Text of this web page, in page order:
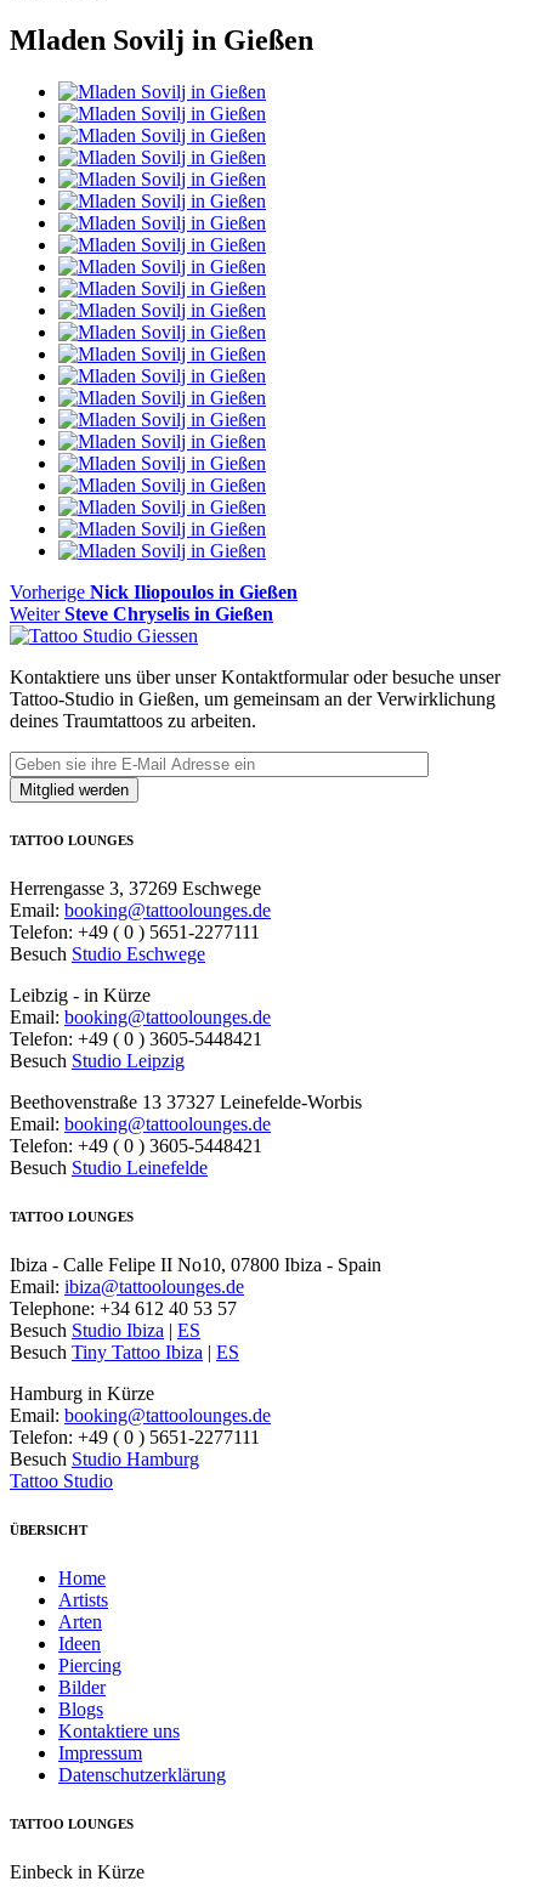
Mladen Sovilj in Gießen
Beitragsnavigation
Vorherige Vorheriger
Beitrag
Nick Iliopoulos in Gießen
Weiter Nächster
Beitrag:
Steve Chryselis in Gießen
Kontaktiere uns über unser Kontaktformular oder besuche unser
Tattoo-Studio in Gießen, um gemeinsam an der Verwirklichung
deines Traumtattoos zu arbeiten.
TATTOO LOUNGES
Herrengasse 3, 37269 Eschwege
Email: booking@tattoolounges.de
Telefon: +49 ( 0 ) 5651-2277111
Besuch Studio Eschwege
Leibzig - in Kürze
Email: booking@tattoolounges.de
Telefon: +49 ( 0 ) 3605-5448421
Besuch Studio Leipzig
Beethovenstraße 13 37327 Leinefelde-Worbis
Email: booking@tattoolounges.de
Telefon: +49 ( 0 ) 3605-5448421
Besuch Studio Leinefelde
TATTOO LOUNGES
Ibiza - Calle Felipe II No10, 07800 Ibiza - Spain
Email: ibiza@tattoolounges.de
Telephone: +34 612 40 53 57
Besuch Studio Ibiza | ES
Besuch Tiny Tattoo Ibiza | ES
Hamburg in Kürze
Email: booking@tattoolounges.de
Telefon: +49 ( 0 ) 5651-2277111
Besuch Studio Hamburg
Tattoo Studio
ÜBERSICHT
Home
Artists
Arten
Ideen
Piercing
Bilder
Blogs
Kontaktiere uns
Impressum
Datenschutzerklärung
TATTOO LOUNGES
Einbeck in Kürze